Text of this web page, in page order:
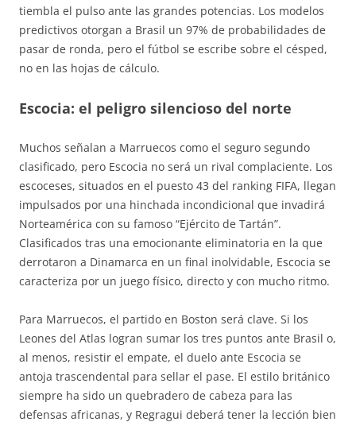
tiembla el pulso ante las grandes potencias. Los modelos
predictivos otorgan a Brasil un 97% de probabilidades de
pasar de ronda, pero el fútbol se escribe sobre el césped,
no en las hojas de cálculo.
Escocia: el peligro silencioso del norte
Muchos señalan a Marruecos como el seguro segundo
clasificado, pero Escocia no será un rival complaciente. Los
escoceses, situados en el puesto 43 del ranking FIFA, llegan
impulsados por una hinchada incondicional que invadirá
Norteamérica con su famoso “Ejército de Tartán”.
Clasificados tras una emocionante eliminatoria en la que
derrotaron a Dinamarca en un final inolvidable, Escocia se
caracteriza por un juego físico, directo y con mucho ritmo.
Para Marruecos, el partido en Boston será clave. Si los
Leones del Atlas logran sumar los tres puntos ante Brasil o,
al menos, resistir el empate, el duelo ante Escocia se
antoja trascendental para sellar el pase. El estilo británico
siempre ha sido un quebradero de cabeza para las
defensas africanas, y Regragui deberá tener la lección bien